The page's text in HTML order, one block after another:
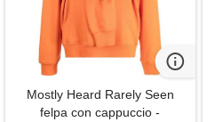
Mostly Heard Rarely Seen
felpa con cappuccio -